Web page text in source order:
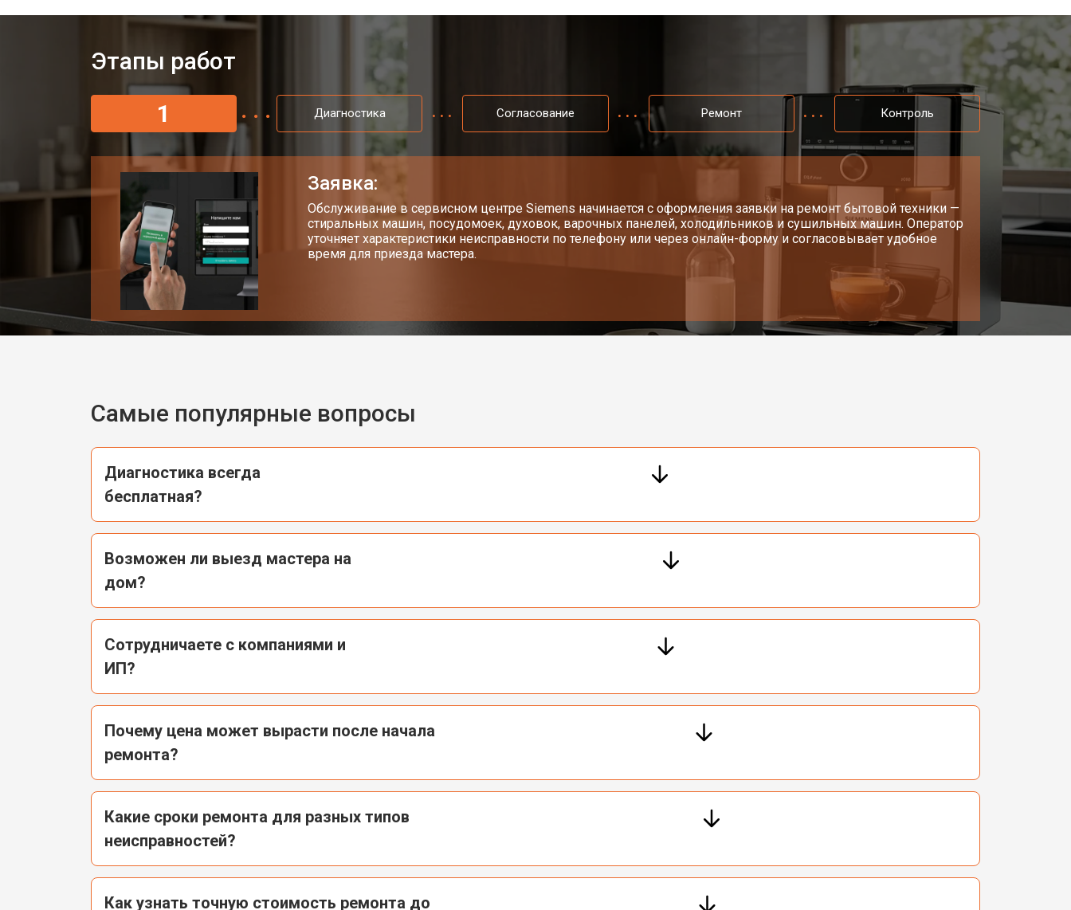
Этапы работ
1
Диагностика Согласование Ремонт Контроль
Заявка:
Обслуживание в сервисном центре Siemens начинается с оформления заявки на ремонт бытовой техники —
стиральных машин, посудомоек, духовок, варочных панелей, холодильников и сушильных машин. Оператор
уточняет характеристики неисправности по телефону или через онлайн-форму и согласовывает удобное
время для приезда мастера.
Самые популярные вопросы
Диагностика всегда
бесплатная?
Возможен ли выезд мастера на
дом?
Сотрудничаете с компаниями и
ИП?
Почему цена может вырасти после начала
ремонта?
Какие сроки ремонта для разных типов
неисправностей?
Как узнать точную стоимость ремонта до